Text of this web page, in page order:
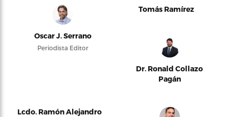
Oscar J. Serrano
Periodista Editor
Tomás Ramírez
Dr. Ronald Collazo
Pagán
Lcdo. Ramón Alejandro